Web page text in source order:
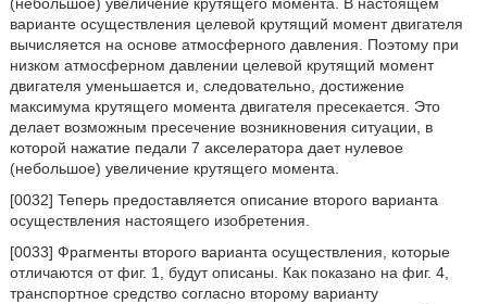
варианте осуществления целевой крутящий момент двигателя
вычисляется на основе атмосферного давления. Поэтому при
низком атмосферном давлении целевой крутящий момент
двигателя уменьшается и, следовательно, достижение
максимума крутящего момента двигателя пресекается. Это
делает возможным пресечение возникновения ситуации, в
которой нажатие педали 7 акселератора дает нулевое
(небольшое) увеличение крутящего момента.
[0032] Теперь предоставляется описание второго варианта
осуществления настоящего изобретения.
[0033] Фрагменты второго варианта осуществления, которые
отличаются от фиг. 1, будут описаны. Как показано на фиг. 4,
транспортное средство согласно второму варианту